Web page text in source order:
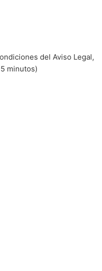
del Aviso Legal,
minutos)